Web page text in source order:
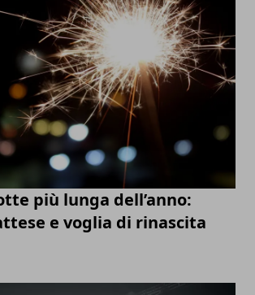
più lunga dell’anno:
e voglia di rinascita